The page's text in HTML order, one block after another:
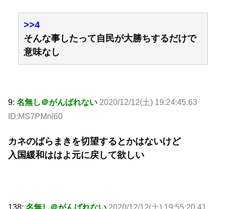
>>4
そんな事したって自民が大勝ちするだけで
意味なし
9: 名無し＠がんばれない 2020/12/12(土) 19:24:45.63
ID:MS7PMnl60
カネのばらまきを切望するとかはないけど
入国緩和ははよ元に戻して欲しい
138: 名無し＠がんばれない 2020/12/12(土) 19:55:20.41